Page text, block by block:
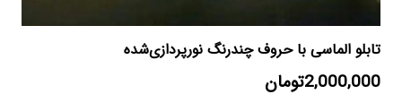
تابلو الماسی با حروف چندرنگ نورپردازی‌شده
2,000,000تومان